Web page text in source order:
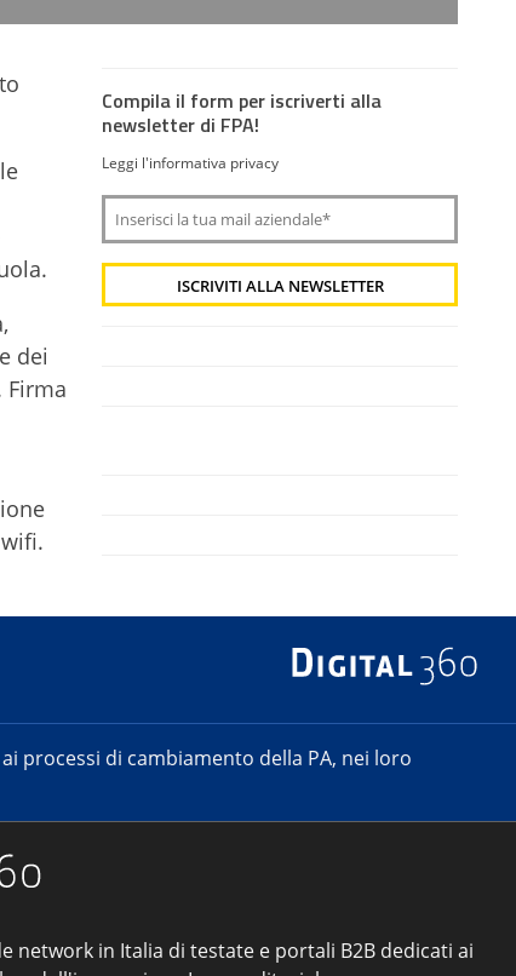
dei
Firma
Compila il form per iscriverti alla
newsletter di FPA!
Leggi l'informativa privacy
processi di cambiamento della PA, nei loro
network in Italia di testate e portali B2B dedicati ai